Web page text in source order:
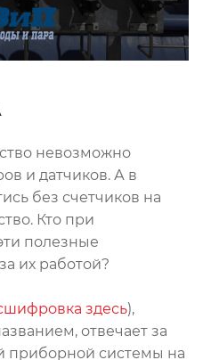
невозможно
и датчиков. А в
без счетчиков на
Кто при
полезные
их работой?
здесь),
отвечает за
приборной системы на